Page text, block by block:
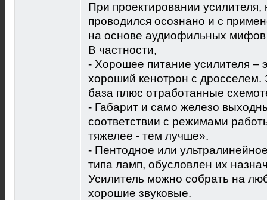
При проектировании усилителя,
проводился осознано и с
на основе аудиофильных мифов
В частности,
- Хорошее питание усилителя –
хороший кенотрон с
база плюс отработанные
- Габарит и само железо
соответствии с режимами
тяжелее - тем лучше».
- Пентодное или
типа ламп, обусловлен их
Усилитель можно собрать на
хорошие звуковые.